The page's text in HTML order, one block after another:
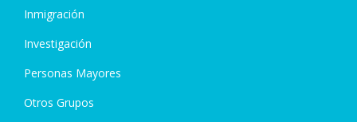
Inmigración
Investigación
Personas Mayores
Otros Grupos